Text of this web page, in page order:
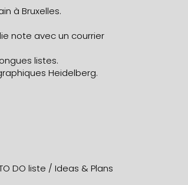
à Bruxelles.
note avec un courrier
listes.
Heidelberg.
DO liste / Ideas & Plans